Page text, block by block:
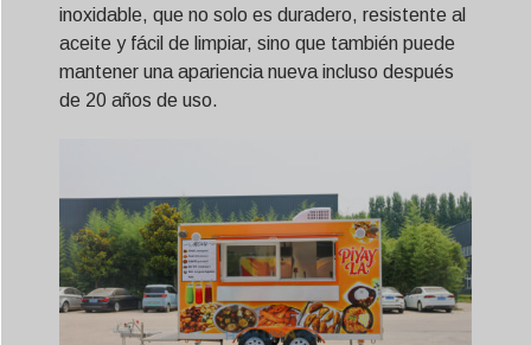
inoxidable, que no solo es duradero, resistente al
aceite y fácil de limpiar, sino que también puede
mantener una apariencia nueva incluso después
de 20 años de uso.